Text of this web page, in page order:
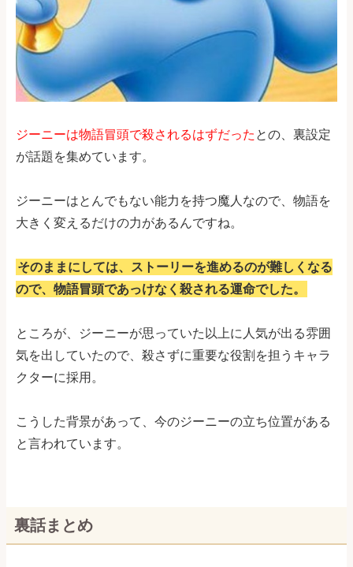
ジーニーは物語冒頭で殺されるはずだった との、裏設定
が話題を集めています。
ジーニーはとんでもない能力を持つ魔人なので、物語を
大きく変えるだけの力があるんですね。
そのままにしては、ストーリーを進めるのが難しくなる
ので、物語冒頭であっけなく殺される運命でした。
ところが、ジーニーが思っていた以上に人気が出る雰囲
気を出していたので、殺さずに重要な役割を担うキャラ
クターに採用。
こうした背景があって、今のジーニーの立ち位置がある
と言われています。
裏話まとめ